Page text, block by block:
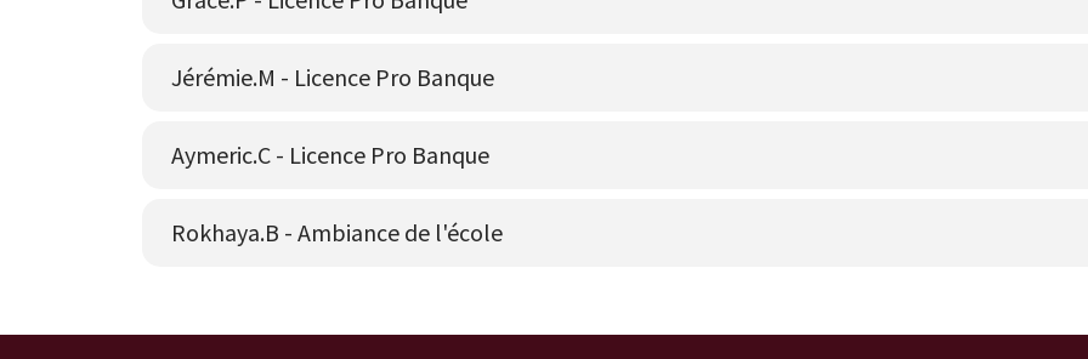
Jérémie.M - Licence Pro Banque
Aymeric.C - Licence Pro Banque
Rokhaya.B - Ambiance de l'école